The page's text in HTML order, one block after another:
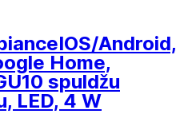
IOS/Android,
Home,
spuldžu
LED, 4 W